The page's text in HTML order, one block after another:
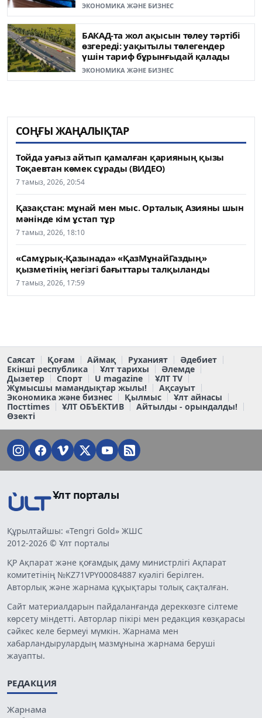
ЭКОНОМИКА ЖӘНЕ БИЗНЕС
БАКАД-та жол ақысын төлеу тәртібі
өзгереді: уақытылы төлегендер
үшін тариф бұрынғыдай қалады
ЭКОНОМИКА ЖӘНЕ БИЗНЕС
СОҢҒЫ ЖАҢАЛЫҚТАР
Тойда уағыз айтып қамалған қарияның қызы
Тоқаевтан көмек сұрады (ВИДЕО)
7 тамыз, 2026, 20:54
Қазақстан: мұнай мен мыс. Орталық Азияны шын
мәнінде кім ұстап тұр
7 тамыз, 2026, 18:10
«Самұрық-Қазынада» «ҚазМұнайГаздың»
қызметінің негізгі бағыттары талқыланды
7 тамыз, 2026, 17:59
Саясат Қоғам Аймақ Руханият
Әдебиет
Екінші республика
Ұлт тарихы
Әлемде
Дызетер
Спорт U magazine
ҰЛТ TV
Жұмысшы мамандықтар жылы!
Ақсауыт
Экономика және бизнес
Қылмыс
Ұлт айнасы
Постtimes
ҰЛТ ОБЪЕКТИВ
Айтылды - орындалды!
Өзекті
Ұлт порталы
Құрылтайшы: «Tengri Gold» ЖШС
2012-2026 © Ұлт порталы
ҚР Ақпарат және қоғамдық даму министрлігі Ақпарат
комитетінің №KZ71VPY00084887 куәлігі берілген.
Авторлық және жарнама құқықтары толық сақталған.
Сайт материалдарын пайдаланғанда дереккөзге сілтеме
көрсету міндетті. Авторлар пікірі мен редакция көзқарасы
сәйкес келе бермеуі мүмкін. Жарнама мен
хабарландырулардың мазмұнына жарнама беруші
жауапты.
РЕДАКЦИЯ
Жарнама